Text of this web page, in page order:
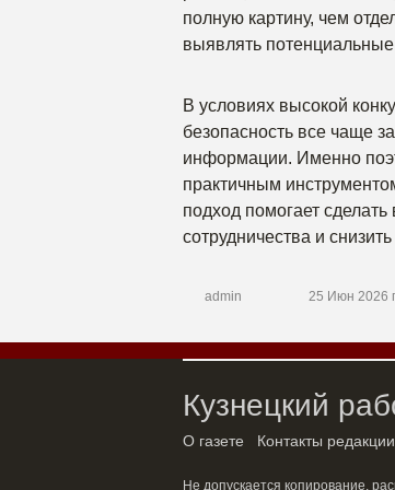
полную картину, чем
выявлять
В условиях высокой
безопасность все чаще
информации. Именно
практичным
подход помогает
сотрудничества и
admin 25 Июн 2026
Кузнецкий
О газете Контакты редакции
Не допускается копирование,